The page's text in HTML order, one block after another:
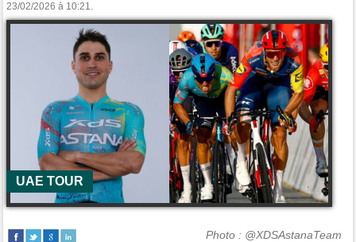
23/02/2026 à 10:21.
UAE TOUR
Photo : @XDSAstanaTeam